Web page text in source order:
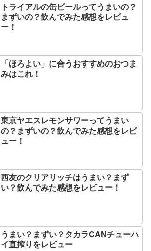
トライアルの缶ビールってうまいの？
まずいの？飲んでみた感想をレビュ
ー！
「ほろよい」に合うおすすめのおつま
みはこれ！
東京ヤエスレモンサワーってうまい
の？まずいの？飲んでみた感想をレビ
ュー！
西友のクリアリッチはうまい？まず
い？飲んでみた感想をレビュー！
うまい？まずい？タカラCANチューハ
イ直搾りをレビュー